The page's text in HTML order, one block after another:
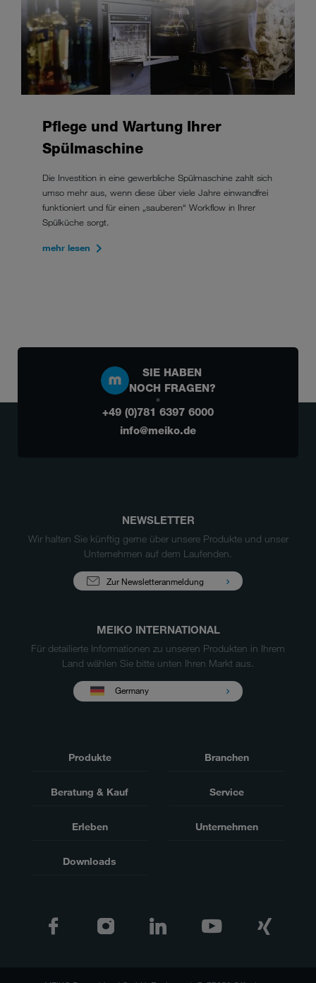
Pflege und Wartung Ihrer
Spülmaschine
Die Investition in eine gewerbliche Spülmaschine zahlt sich
umso mehr aus, wenn diese über viele Jahre einwandfrei
funktioniert und für einen „sauberen“ Workflow in Ihrer
Spülküche sorgt.
mehr lesen
SIE HABEN
NOCH FRAGEN?
+49 (0)781 6397 6000
info@meiko.de
NEWSLETTER
Wir halten Sie künftig gerne über unsere Produkte und unser
Unternehmen auf dem Laufenden.
Zur Newsletteranmeldung
MEIKO INTERNATIONAL
Für detailierte Informationen zu unseren Produkten in Ihrem
Land wählen Sie bitte unten Ihren Markt aus.
Germany
Produkte Branchen
Beratung & Kauf Service
Erleben Unternehmen
Downloads